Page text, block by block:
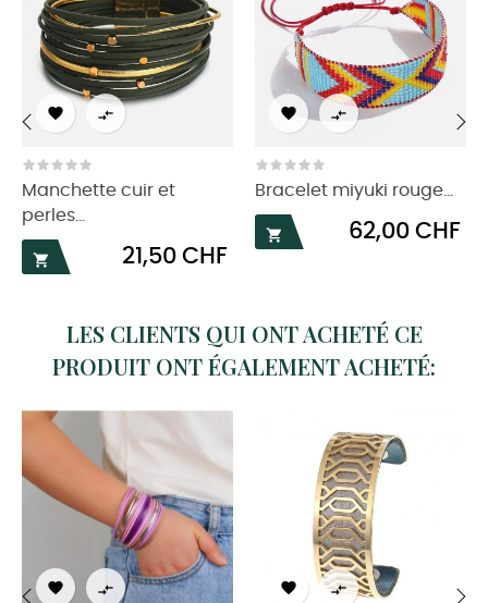
 
Manchette cuir et
perles...

Prix
21,50 CHF
 
Bracelet miyuki rouge...

Prix
62,00 CHF
‹
LES CLIENTS QUI ONT ACHETÉ CE
PRODUIT ONT ÉGALEMENT ACHETÉ:
   